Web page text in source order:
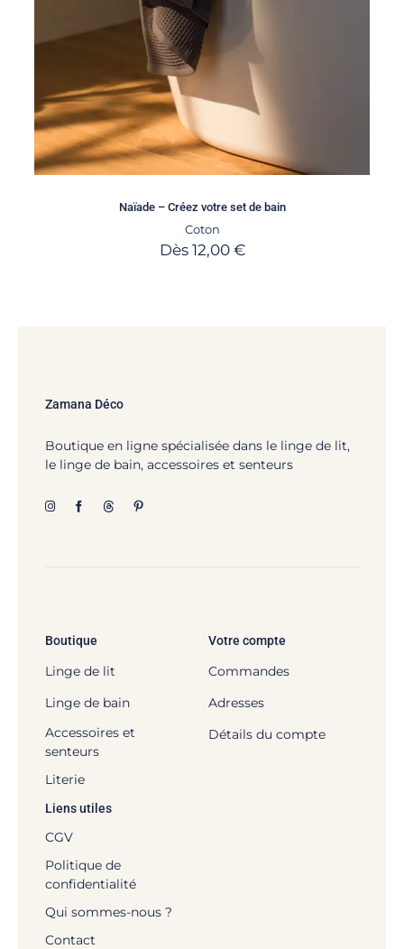
Naïade – Créez votre set de bain
Coton
Dès 12,00 €
Zamana Déco
Boutique en ligne spécialisée dans le linge de lit,
le linge de bain, accessoires et senteurs
Boutique
Linge de lit
Linge de bain
Accessoires et
senteurs
Literie
Votre compte
Commandes
Adresses
Détails du compte
Liens utiles
CGV
Politique de
confidentialité
Qui sommes-nous ?
Contact